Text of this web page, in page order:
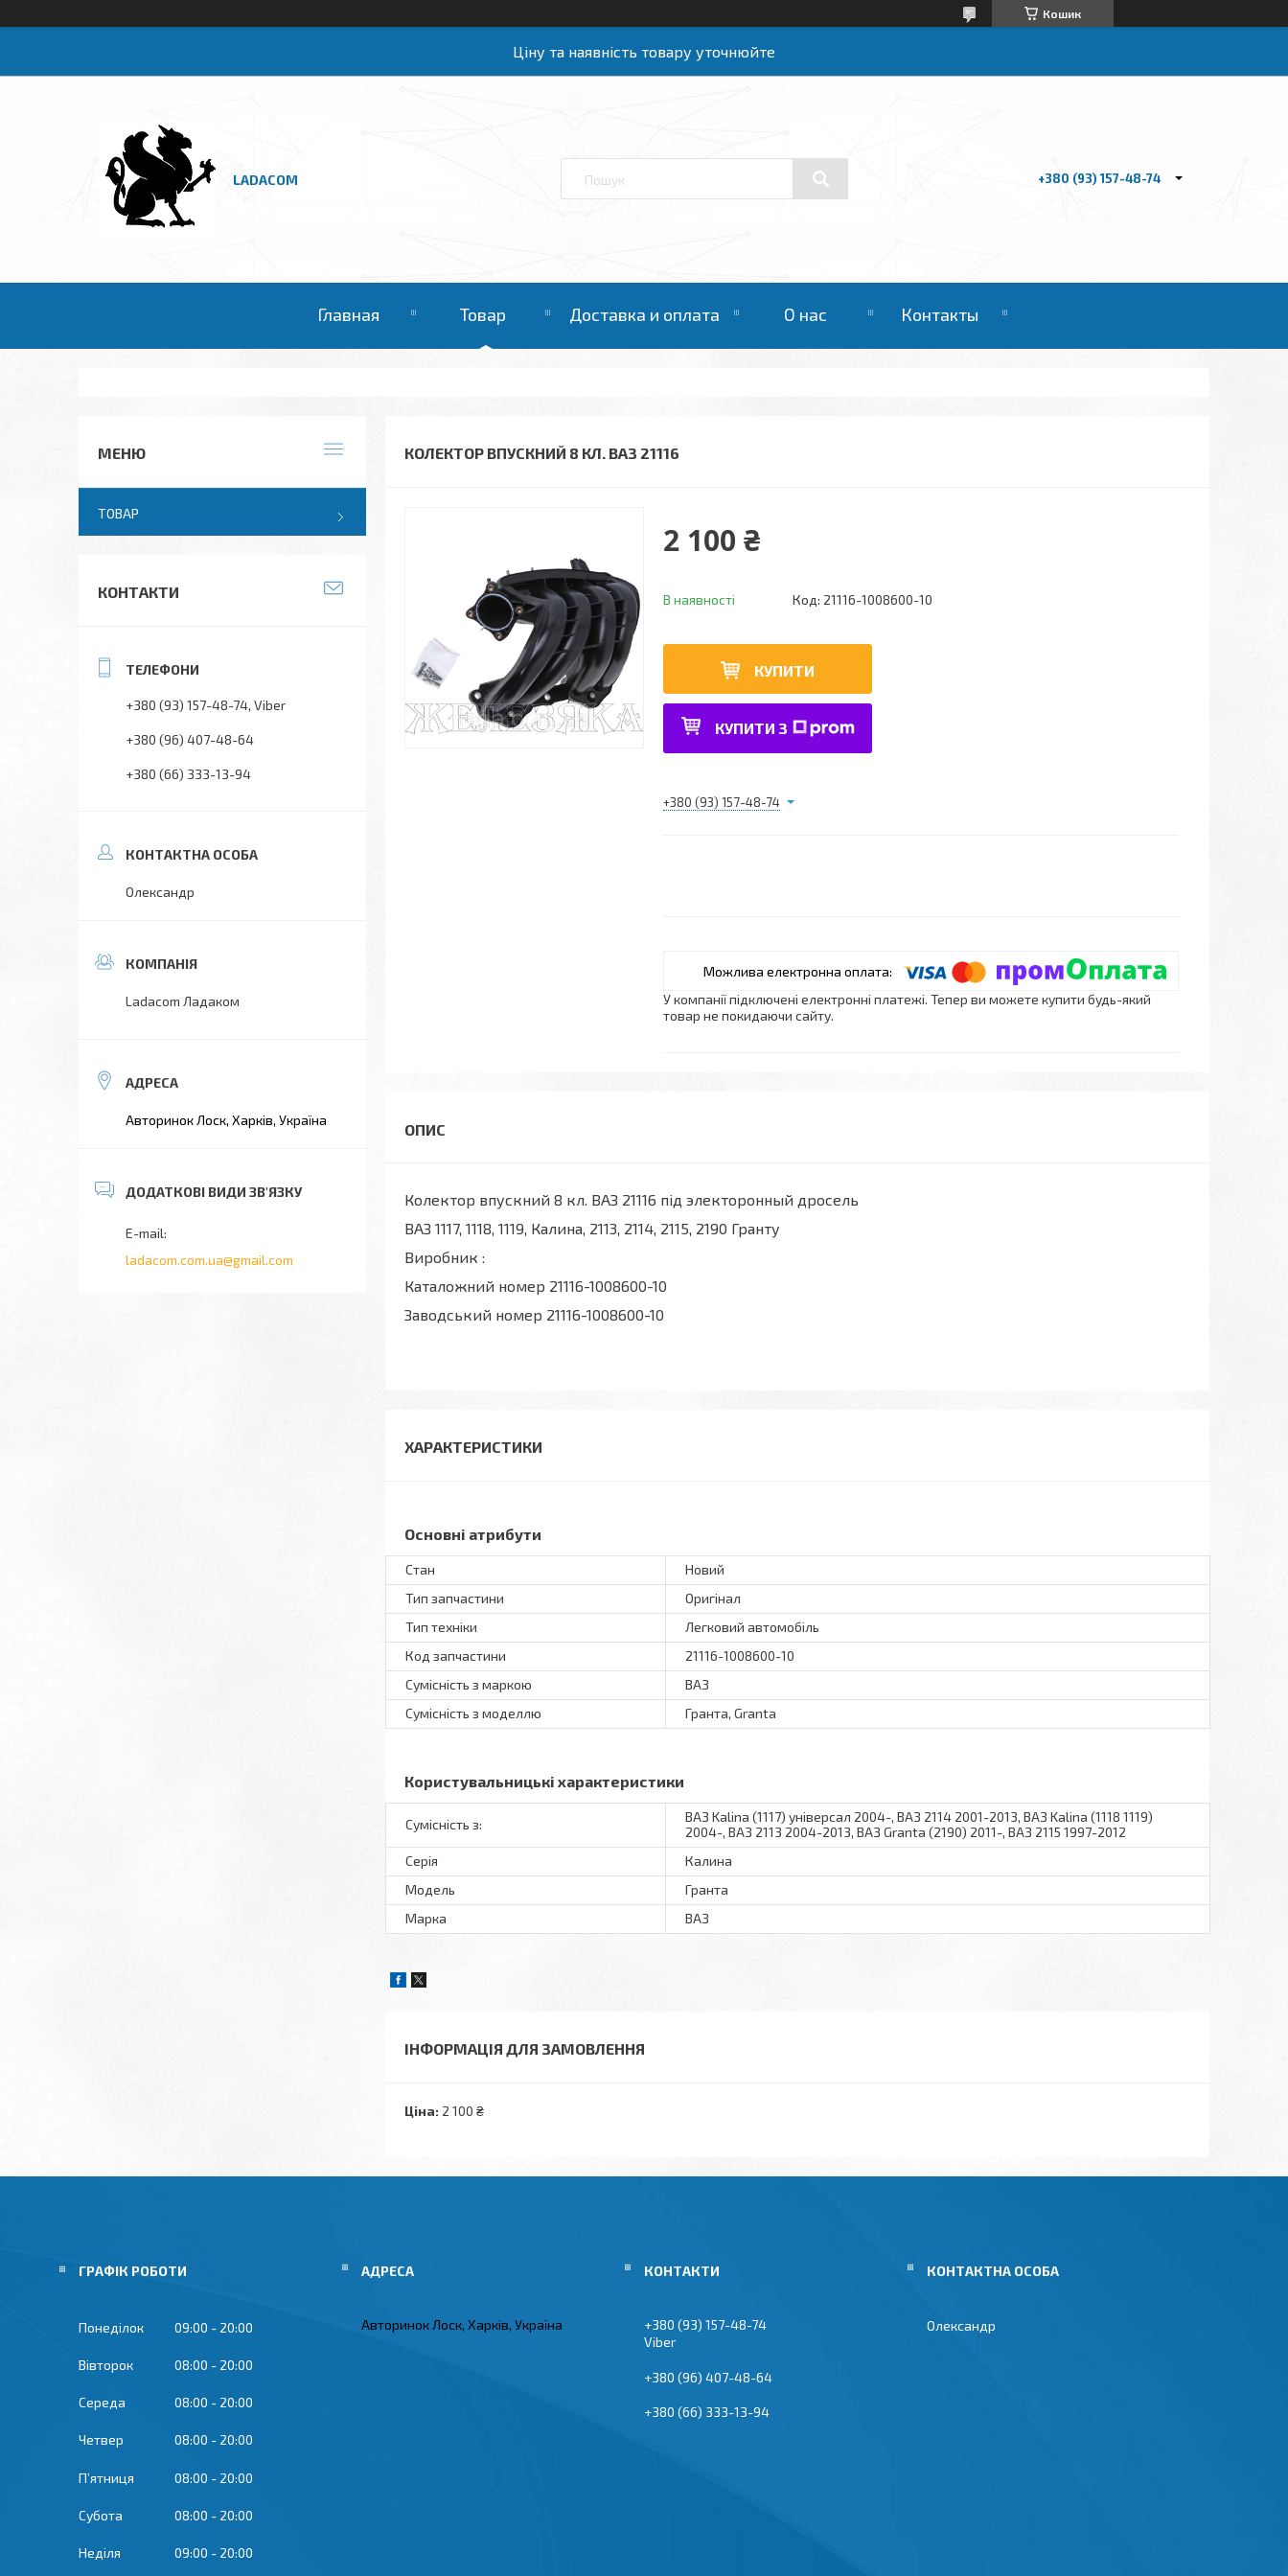
Кошик
Ціну та наявність товару уточнюйте
LADACOM +380 (93) 157-48-74
Главная Товар Доставка и оплата О нас Контакты
КОЛЕКТОР ВПУСКНИЙ 8 КЛ. ВАЗ 21116
2 100 ₴
В наявності Код: 21116-1008600-10
КУПИТИ
КУПИТИ З
+380 (93) 157-48-74
У компанії підключені електронні платежі. Тепер ви можете купити будь-який
товар не покидаючи сайту.
Колектор впускний 8 кл. ВАЗ 21116 під электоронный дросель
ВАЗ 1117, 1118, 1119, Калина, 2113, 2114, 2115, 2190 Гранту
Виробник :
Каталожний номер 21116-1008600-10
Заводський номер 21116-1008600-10
ХАРАКТЕРИСТИКИ
Основні атрибути
Стан
Новий
Тип запчастини
Оригінал
Тип техніки
Легковий автомобіль
Код запчастини
21116-1008600-10
Сумісність з маркою
ВАЗ
Сумісність з моделлю
Гранта, Granta
Користувальницькі характеристики
Сумісність з:
ВАЗ Kalina (1117) універсал 2004-, ВАЗ 2114 2001-2013, ВАЗ Kalina (1118 1119)
2004-, ВАЗ 2113 2004-2013, ВАЗ Granta (2190) 2011-, ВАЗ 2115 1997-2012
Серія
Калина
Модель
Гранта
Марка
ВАЗ
ІНФОРМАЦІЯ ДЛЯ ЗАМОВЛЕННЯ
Ціна: 2 100 ₴
ТОВАР
КОНТАКТИ
+380 (93) 157-48-74 Viber
+380 (96) 407-48-64
+380 (66) 333-13-94
Олександр
Ladacom Ладаком
Авторинок Лоск, Харків, Україна
ladacom.com.ua@gmail.com
ГРАФІК РОБОТИ
Понеділок 09:00 20:00
Вівторок 08:00 20:00
Середа 08:00 20:00
Четвер 08:00 20:00
Пʼятниця 08:00 20:00
Субота 08:00 20:00
Неділя 09:00 20:00
Авторинок Лоск, Харків, Україна
+380 (93) 157-48-74
Viber
+380 (96) 407-48-64
+380 (66) 333-13-94
Олександр